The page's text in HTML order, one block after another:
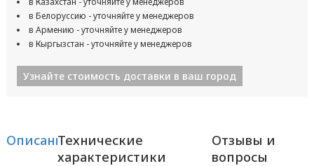
в Белоруссию - уточняйте у менеджеров
в Армению - уточняйте у менеджеров
в Кыргызстан - уточняйте у менеджеров
Узнайте стоимость доставки в ваш город
ОписаниеТехнические
характеристики
Отзывы и
вопросы